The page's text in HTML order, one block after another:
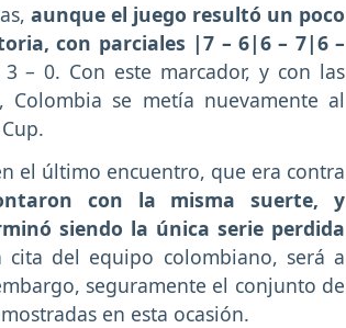
aunque el juego resultó un poco
con parciales |7 – 6|6 – 7|6 –
– 0. Con este marcador, y con las
Colombia se metía nuevamente al
el último encuentro, que era contra
con la misma suerte, y
siendo la única serie perdida
cita del equipo colombiano, será a
seguramente el conjunto de
en esta ocasión.